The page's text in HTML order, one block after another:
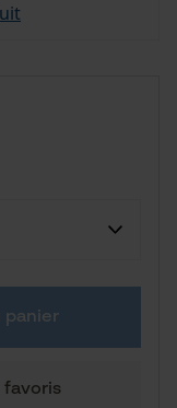
panier
favoris